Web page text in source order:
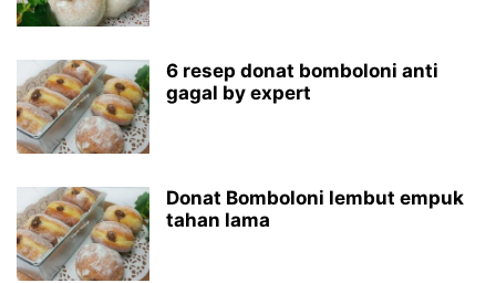
6 resep donat bomboloni anti
gagal by expert
Donat Bomboloni lembut empuk
tahan lama